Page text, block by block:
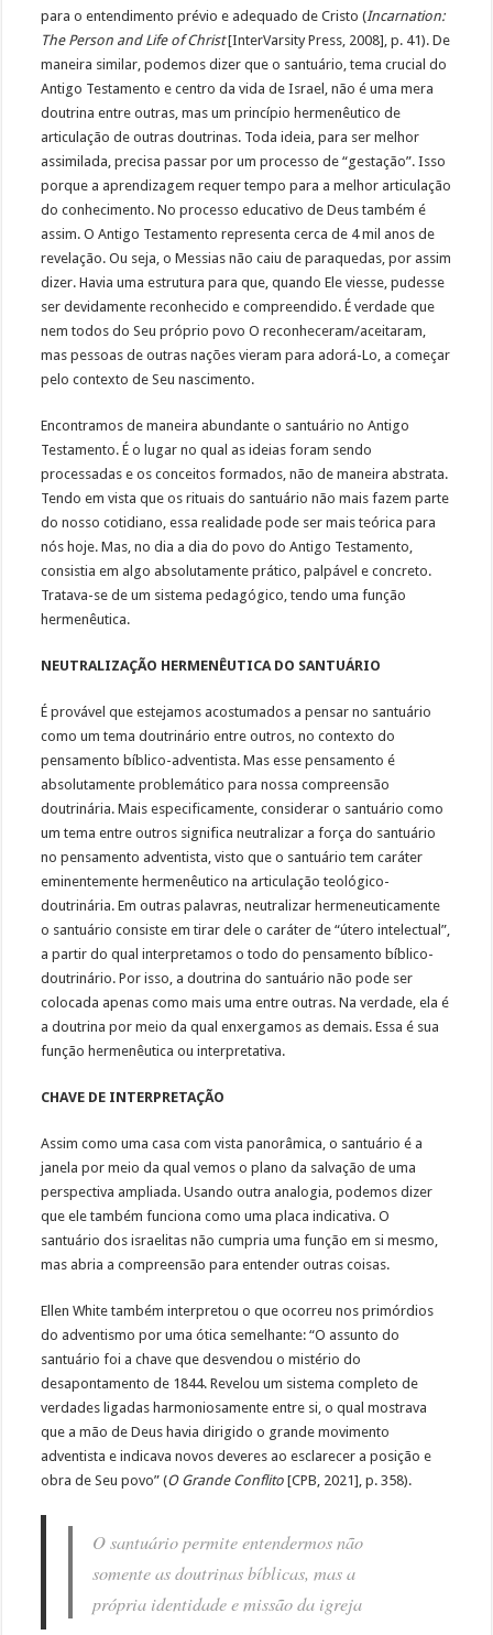
para o entendimento prévio e adequado de Cristo (Incarnation:
The Person and Life of Christ[InterVarsity Press, 2008], p. 41). De
maneira similar, podemos dizer que o santuário, tema crucial do
Antigo Testamento e centro da vida de Israel, não é uma mera
doutrina entre outras, mas um princípio hermenêutico de
articulação de outras doutrinas. Toda ideia, para ser melhor
assimilada, precisa passar por um processo de “gestação”. Isso
porque a aprendizagem requer tempo para a melhor articulação
do conhecimento. No processo educativo de Deus também é
assim. O Antigo Testamento representa cerca de 4 mil anos de
revelação. Ou seja, o Messias não caiu de paraquedas, por assim
dizer. Havia uma estrutura para que, quando Ele viesse, pudesse
ser devidamente reconhecido e compreendido. É verdade que
nem todos do Seu próprio povo O reconheceram/aceitaram,
mas pessoas de outras nações vieram para adorá-Lo, a começar
pelo contexto de Seu nascimento.
Encontramos de maneira abundante o santuário no Antigo
Testamento. É o lugar no qual as ideias foram sendo
processadas e os conceitos formados, não de maneira abstrata.
Tendo em vista que os rituais do santuário não mais fazem parte
do nosso cotidiano, essa realidade pode ser mais teórica para
nós hoje. Mas, no dia a dia do povo do Antigo Testamento,
consistia em algo absolutamente prático, palpável e concreto.
Tratava-se de um sistema pedagógico, tendo uma função
hermenêutica.
NEUTRALIZAÇÃO HERMENÊUTICA DO SANTUÁRIO
É provável que estejamos acostumados a pensar no santuário
como um tema doutrinário entre outros, no contexto do
pensamento bíblico-adventista. Mas esse pensamento é
absolutamente problemático para nossa compreensão
doutrinária. Mais especificamente, considerar o santuário como
um tema entre outros significa neutralizar a força do santuário
no pensamento adventista, visto que o santuário tem caráter
eminentemente hermenêutico na articulação teológico-
doutrinária. Em outras palavras, neutralizar hermeneuticamente
o santuário consiste em tirar dele o caráter de “útero intelectual”,
a partir do qual interpretamos o todo do pensamento bíblico-
doutrinário. Por isso, a doutrina do santuário não pode ser
colocada apenas como mais uma entre outras. Na verdade, ela é
a doutrina por meio da qual enxergamos as demais. Essa é sua
função hermenêutica ou interpretativa.
CHAVE DE INTERPRETAÇÃO
Assim como uma casa com vista panorâmica, o santuário é a
janela por meio da qual vemos o plano da salvação de uma
perspectiva ampliada. Usando outra analogia, podemos dizer
que ele também funciona como uma placa indicativa. O
santuário dos israelitas não cumpria uma função em si mesmo,
mas abria a compreensão para entender outras coisas.
Ellen White também interpretou o que ocorreu nos primórdios
do adventismo por uma ótica semelhante: “O assunto do
santuário foi a chave que desvendou o mistério do
desapontamento de 1844. Revelou um sistema completo de
verdades ligadas harmoniosamente entre si, o qual mostrava
que a mão de Deus havia dirigido o grande movimento
adventista e indicava novos deveres ao esclarecer a posição e
obra de Seu povo” (O Grande Conflito [CPB, 2021], p. 358).
O santuário permite entendermos não
somente as doutrinas bíblicas, mas a
própria identidade e missão da igreja